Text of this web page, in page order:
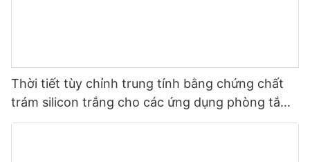
Thời tiết tùy chỉnh trung tính bằng chứng chất
trám silicon trắng cho các ứng dụng phòng tắm
nhà bếp